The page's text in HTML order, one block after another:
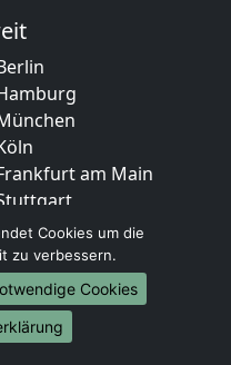
am Main
Cookies um die
zu verbessern.
Cookies